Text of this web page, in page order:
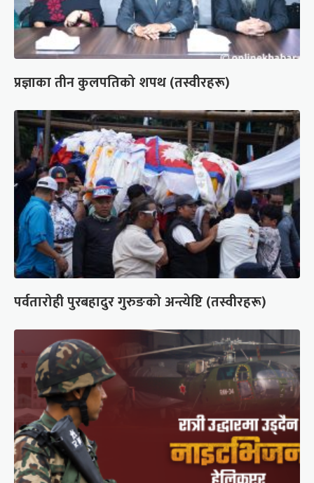
प्रज्ञाका तीन कुलपतिको शपथ (तस्वीरहरू)
पर्वतारोही पुरबहादुर गुरुङको अन्त्येष्टि (तस्वीरहरू)